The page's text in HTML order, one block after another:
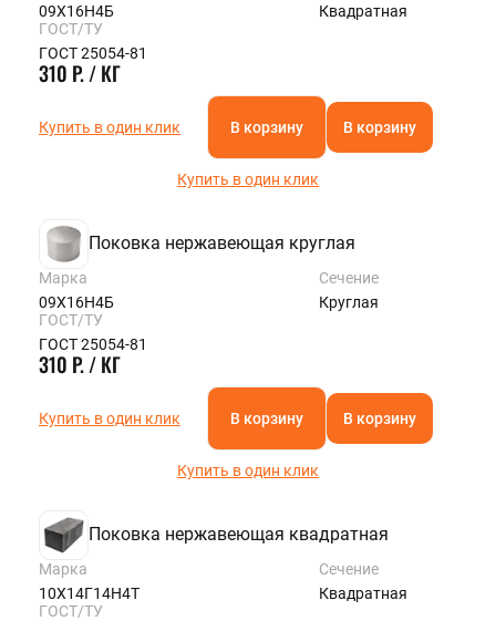
09Х16Н4Б
Квадратная
ГОСТ/ТУ
ГОСТ 25054-81
310 Р. / КГ
Купить в один клик В корзину В корзину
Купить в один клик
Поковка нержавеющая круглая
Марка
09Х16Н4Б
Сечение
Круглая
ГОСТ/ТУ
ГОСТ 25054-81
310 Р. / КГ
Купить в один клик В корзину В корзину
Купить в один клик
Поковка нержавеющая квадратная
Марка
10Х14Г14Н4Т
Сечение
Квадратная
ГОСТ/ТУ